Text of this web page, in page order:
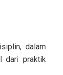
dalam
dari praktik